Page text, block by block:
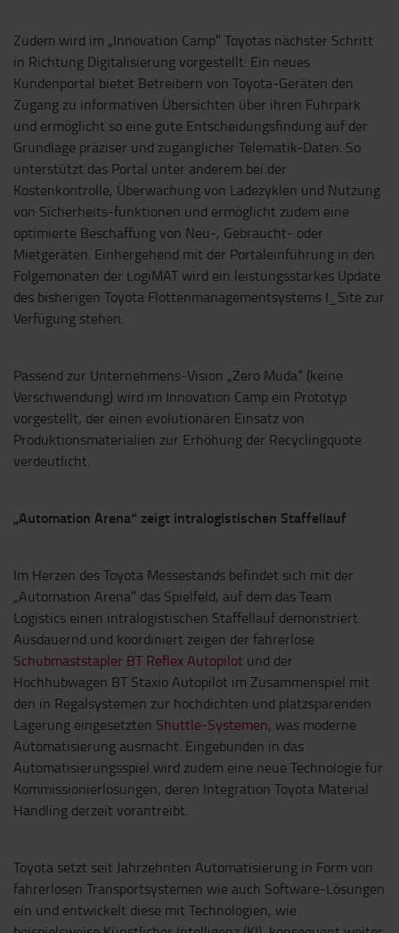
Zudem wird im „Innovation Camp“ Toyotas nächster Schritt
in Richtung Digitalisierung vorgestellt: Ein neues
Kundenportal bietet Betreibern von Toyota-Geräten den
Zugang zu informativen Übersichten über ihren Fuhrpark
und ermöglicht so eine gute Entscheidungsfindung auf der
Grundlage präziser und zugänglicher Telematik-Daten. So
unterstützt das Portal unter anderem bei der
Kostenkontrolle, Überwachung von Ladezyklen und Nutzung
von Sicherheits-funktionen und ermöglicht zudem eine
optimierte Beschaffung von Neu-, Gebraucht- oder
Mietgeräten. Einhergehend mit der Portaleinführung in den
Folgemonaten der LogiMAT wird ein leistungsstarkes Update
des bisherigen Toyota Flottenmanagementsystems I_Site zur
Verfügung stehen.
Passend zur Unternehmens-Vision „Zero Muda“ (keine
Verschwendung) wird im Innovation Camp ein Prototyp
vorgestellt, der einen evolutionären Einsatz von
Produktionsmaterialien zur Erhöhung der Recyclingquote
verdeutlicht.
„Automation Arena“ zeigt intralogistischen Staffellauf
Im Herzen des Toyota Messestands befindet sich mit der
„Automation Arena“ das Spielfeld, auf dem das Team
Logistics einen intralogistischen Staffellauf demonstriert.
Ausdauernd und koordiniert zeigen der fahrerlose
Schubmaststapler BT Reflex Autopilot und der
Hochhubwagen BT Staxio Autopilot im Zusammenspiel mit
den in Regalsystemen zur hochdichten und platzsparenden
Lagerung eingesetzten Shuttle-Systemen, was moderne
Automatisierung ausmacht. Eingebunden in das
Automatisierungsspiel wird zudem eine neue Technologie für
Kommissionierlösungen, deren Integration Toyota Material
Handling derzeit vorantreibt.
Toyota setzt seit Jahrzehnten Automatisierung in Form von
fahrerlosen Transportsystemen wie auch Software-Lösungen
ein und entwickelt diese mit Technologien, wie